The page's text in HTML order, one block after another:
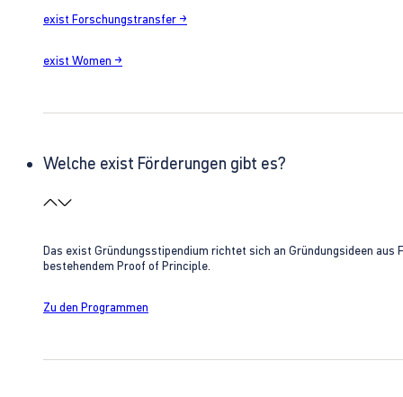
exist Forschungstransfer →
exist Women →
Welche exist Förderungen gibt es?
Das exist Gründungsstipendium richtet sich an Gründungsideen
bestehendem Proof of Principle.
Zu den Programmen